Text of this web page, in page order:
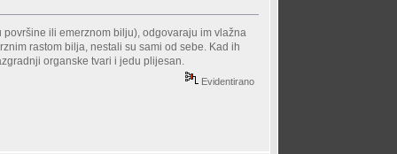
ili emerznom bilju), odgovaraju im vlažna
rastom bilja, nestali su sami od sebe. Kad ih
organske tvari i jedu plijesan.
Evidentirano